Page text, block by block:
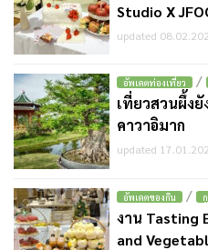
Studio X
updated
อัพเดตท่องเที่ยว /
เที่ยวสวนผึ้ง
คาวาอิมาก
updated
อัพเดตของกิน /
งาน Tasting
and